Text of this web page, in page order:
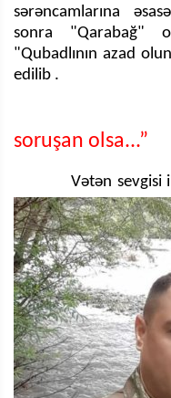
sərəncamlarına
sonra "Qarabağ"
"Qubadlının azad
edilib .
soruşan olsa...”
Vətən sevgisi